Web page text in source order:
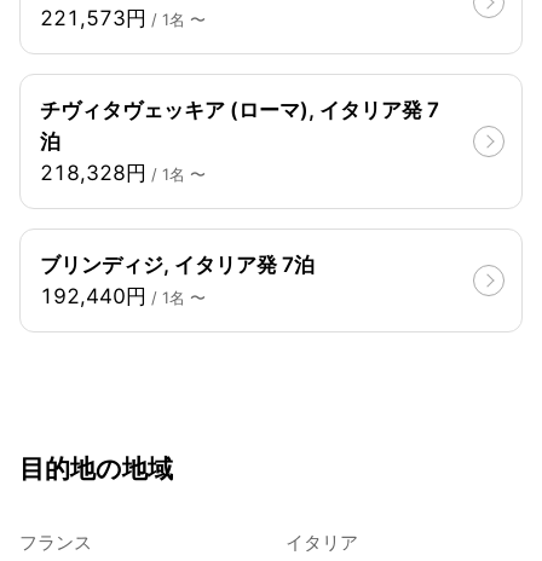
221,573円 / 1名 〜
チヴィタヴェッキア (ローマ), イタリア発 7
泊
218,328円 / 1名 〜
ブリンディジ, イタリア発 7泊
192,440円 / 1名 〜
目的地の地域
フランス イタリア